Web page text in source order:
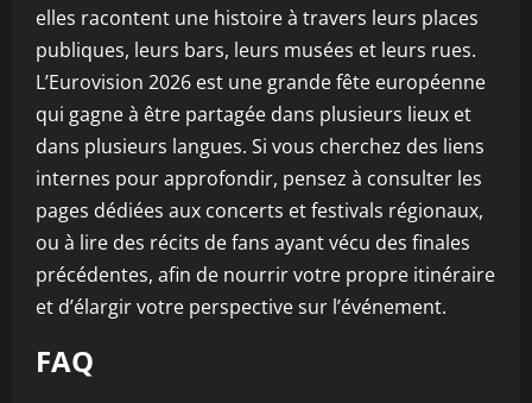
elles racontent une histoire à travers leurs places
publiques, leurs bars, leurs musées et leurs rues.
L’Eurovision 2026 est une grande fête européenne
qui gagne à être partagée dans plusieurs lieux et
dans plusieurs langues. Si vous cherchez des liens
internes pour approfondir, pensez à consulter les
pages dédiées aux concerts et festivals régionaux,
ou à lire des récits de fans ayant vécu des finales
précédentes, afin de nourrir votre propre itinéraire
et d’élargir votre perspective sur l’événement.
FAQ